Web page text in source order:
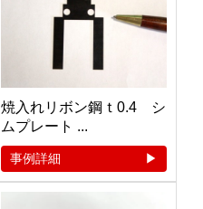
焼入れリボン鋼ｔ0.4 シ
ムプレート ...
事例詳細